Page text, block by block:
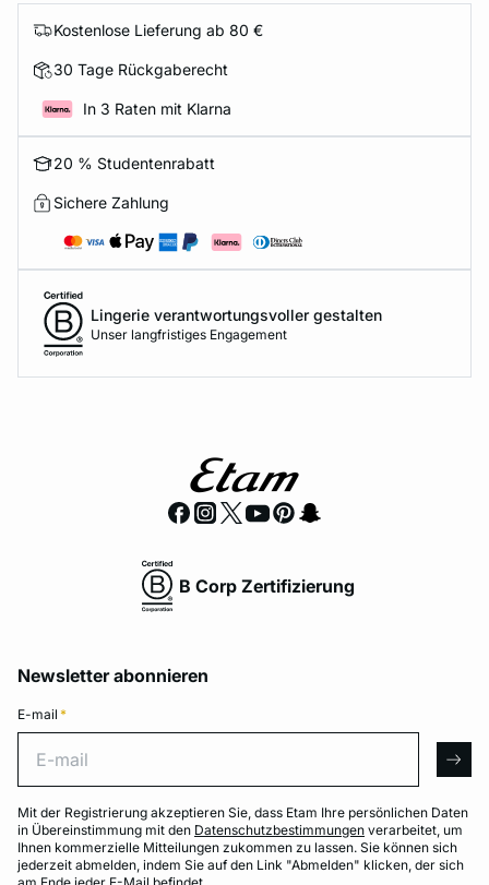
Kostenlose Lieferung ab 80 €
30 Tage Rückgaberecht
In 3 Raten mit Klarna
20 % Studentenrabatt
Sichere Zahlung
Lingerie verantwortungsvoller gestalten
Unser langfristiges Engagement
B Corp Zertifizierung
Newsletter abonnieren
E-mail *
Mit der Registrierung akzeptieren Sie, dass Etam Ihre persönlichen Daten
in Übereinstimmung mit den Datenschutzbestimmungen verarbeitet, um
Ihnen kommerzielle Mitteilungen zukommen zu lassen. Sie können sich
jederzeit abmelden, indem Sie auf den Link "Abmelden" klicken, der sich